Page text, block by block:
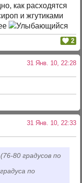
как расходятся
и жгутиками
2
31 Янв. 10, 22:28
31 Янв. 10, 22:33
80 градусов по
по